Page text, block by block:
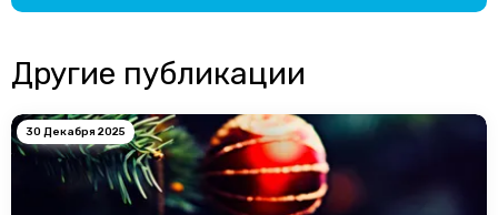
Другие публикации
30 Декабря 2025